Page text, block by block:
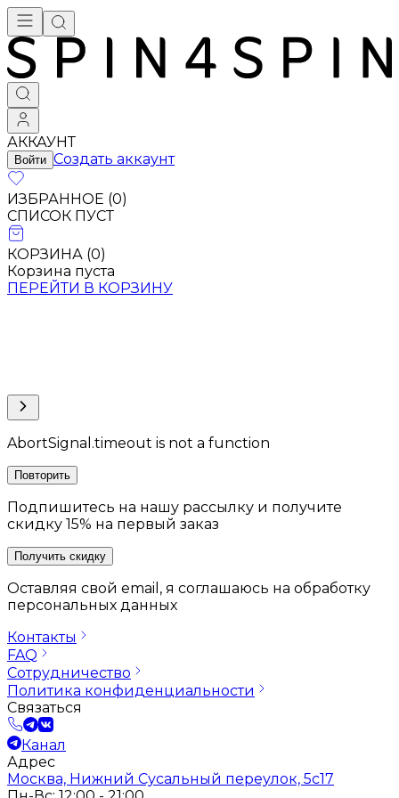
АККАУНТ
Войти Создать аккаунт
ИЗБРАННОЕ (0)
СПИСОК ПУСТ
КОРЗИНА (0)
Корзина пуста
ПЕРЕЙТИ В КОРЗИНУ
AbortSignal.timeout is not a function
Повторить
Подпишитесь на нашу рассылку и получите
скидку 15% на первый заказ
Получить скидку
Оставляя свой email, я соглашаюсь на обработку
персональных данных
Контакты
FAQ
Сотрудничество
Политика конфиденциальности
Связаться
Канал
Адрес
Москва, Нижний Сусальный переулок, 5с17